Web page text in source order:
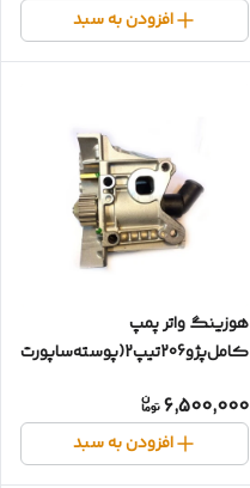
افزودن به سبد
هوزینگ واتر پمپ
کامل‌پژو206تیپ2(پوسته‌ساپورت✓واترپمپ✓سه‌راهی)
6,500,000
افزودن به سبد